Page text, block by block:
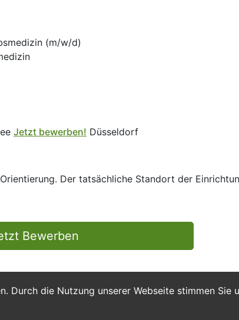
Durch die Nutzung unserer Webseite stimmen Sie
(m/w/d)
Jetzt bewerben! Düsseldorf
Der tatsächliche Standort der
Bewerben